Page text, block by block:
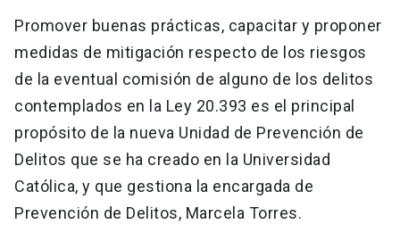
Promover buenas prácticas, capacitar y proponer
medidas de mitigación respecto de los riesgos
de la eventual comisión de alguno de los delitos
contemplados en la Ley 20.393 es el principal
propósito de la nueva Unidad de Prevención de
Delitos que se ha creado en la Universidad
Católica, y que gestiona la encargada de
Prevención de Delitos, Marcela Torres.